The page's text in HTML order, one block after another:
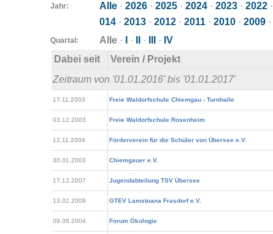
Jahr: Alle · 2026 · 2025 · 2024 · 2023 · 2022 ·
014 · 2013 · 2012 · 2011 · 2010 · 2009 ·
Quartal: Alle · · · · IV
Dabei seit
Verein / Projekt
Zeitraum von '01.01.2016' bis '01.01.2017'
17.11.2003 Freie Waldorfschule Chiemgau - Turnhalle
03.12.2003 Freie Waldorfschule Rosenheim
12.11.2004 Förderverein für die Schüler von Übersee e.V.
30.01.2003 Chiemgauer e.V.
17.12.2007 Jugendabteilung TSV Übersee
13.02.2009 GTEV Lamstoana Frasdorf e.V.
09.06.2004 Forum Ökologie